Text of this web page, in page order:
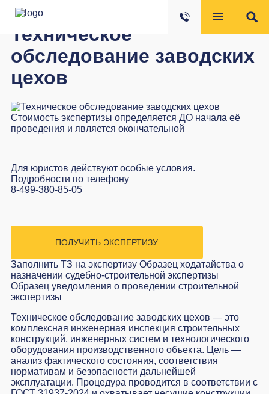
Техническое
обследование заводских
цехов
Стоимость экспертизы определяется ДО начала её
проведения и является окончательной
Для юристов действуют особые условия.
Подробности по телефону
8-499-380-85-05
ПОЛУЧИТЬ ЭКСПЕРТИЗУ
Заполнить ТЗ на экспертизу Образец ходатайства о
назначении судебно-строительной экспертизы
Образец уведомления о проведении строительной
экспертизы
Техническое обследование заводских цехов — это
комплексная инженерная инспекция строительных
конструкций, инженерных систем и технологического
оборудования производственного объекта. Цель —
анализ фактического состояния, соответствия
нормативам и безопасности дальнейшей
эксплуатации. Процедура проводится в соответствии с